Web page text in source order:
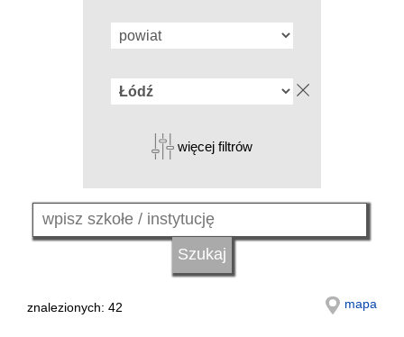
więcej filtrów
znalezionych: 42 mapa